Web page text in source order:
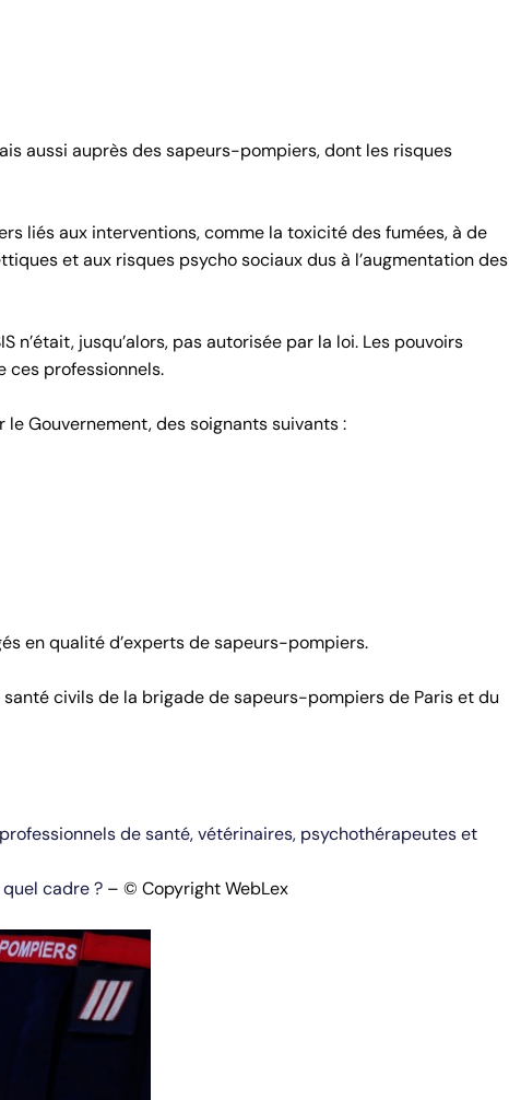
aussi auprès des sapeurs-pompiers, dont les risques
liés aux interventions, comme la toxicité des fumées, à de
et aux risques psycho sociaux dus à l’augmentation des
n’était, jusqu’alors, pas autorisée par la loi. Les pouvoirs
ces professionnels.
Gouvernement, des soignants suivants :
en qualité d’experts de sapeurs-pompiers.
civils de la brigade de sapeurs-pompiers de Paris et du
de santé, vétérinaires, psychothérapeutes et
cadre ? – © Copyright WebLex